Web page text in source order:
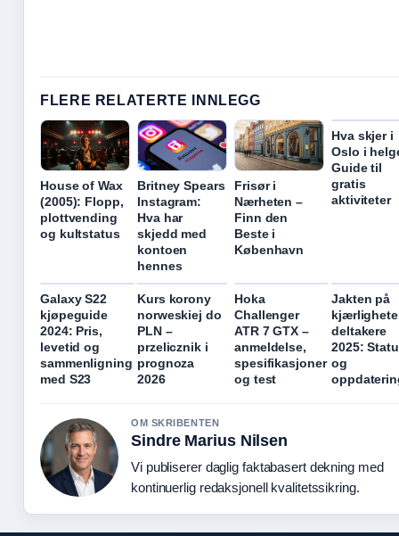
FLERE RELATERTE INNLEGG
House of Wax
(2005): Flopp,
plottvending
og kultstatus
Britney Spears
Instagram:
Hva har
skjedd med
kontoen
hennes
Frisør i
Nærheten –
Finn den
Beste i
København
Hva skjer i
Oslo i
Guide til
gratis
aktiviteter
Galaxy S22
kjøpeguide
2024: Pris,
levetid og
sammenligning
med S23
Kurs korony
norweskiej do
PLN –
przelicznik i
prognoza
2026
Hoka
Challenger
ATR 7 GTX –
anmeldelse,
spesifikasjoner
og test
Jakten på
deltakere
2025:
og
OM SKRIBENTEN
Sindre Marius Nilsen
Vi publiserer daglig faktabasert dekning med
kontinuerlig redaksjonell kvalitetssikring.